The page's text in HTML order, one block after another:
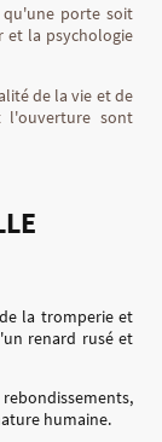
porte soit
et la psychologie
de la vie et de
l'ouverture sont
la tromperie et
renard rusé et
humaine.